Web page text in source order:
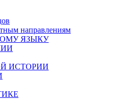
направлениям
ЯЗЫКУ
ИСТОРИИ